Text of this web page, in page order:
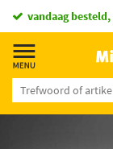
vandaag besteld,